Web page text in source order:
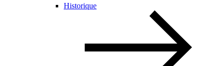
Historique